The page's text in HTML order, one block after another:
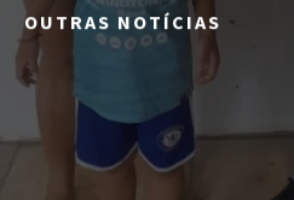
OUTRAS NOTÍCIAS